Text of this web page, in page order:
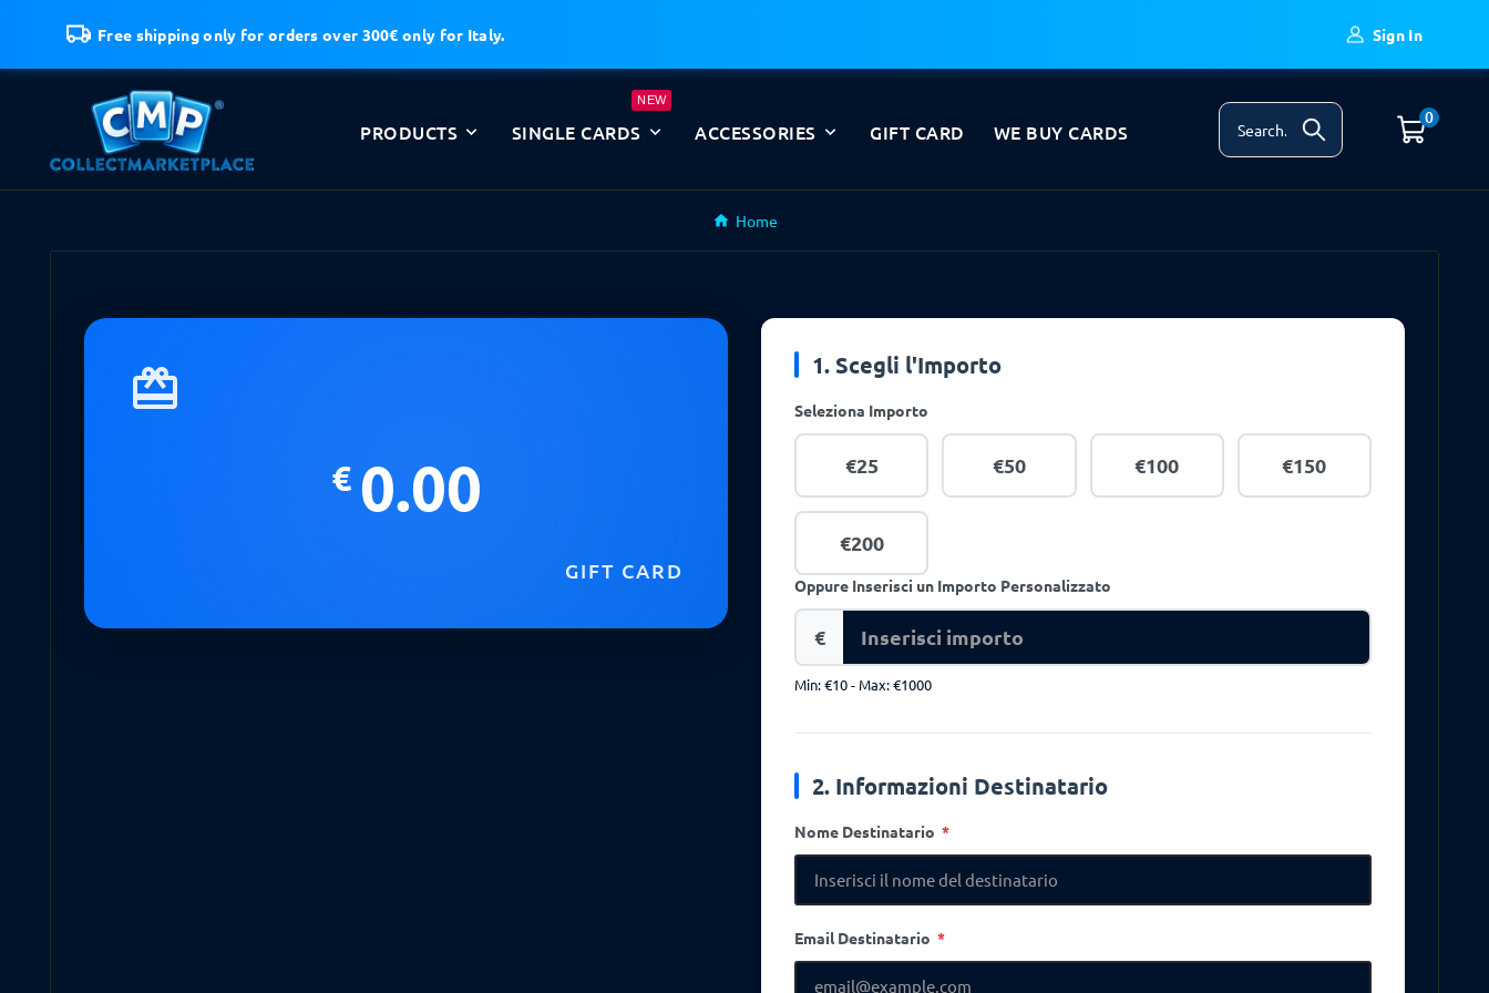
Free shipping only for orders over 300€ only for Italy. Sign In
PRODUCTS SINGLE CARDS
NEW
ACCESSORIES GIFT CARD WE BUY CARDS
0
Home
card_giftcard
€ 0.00
GIFT CARD
1. Scegli l'Importo
Seleziona Importo
€25 €50 €100 €150
€200
Oppure Inserisci un Importo Personalizzato
€
Min: €10 - Max: €1000
2. Informazioni Destinatario
Nome Destinatario
Email Destinatario